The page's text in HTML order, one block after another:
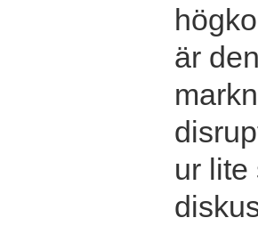
är
ur lite